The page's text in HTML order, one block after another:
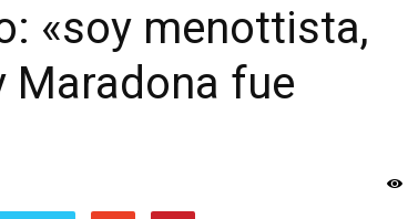
«soy menottista,
Maradona fue